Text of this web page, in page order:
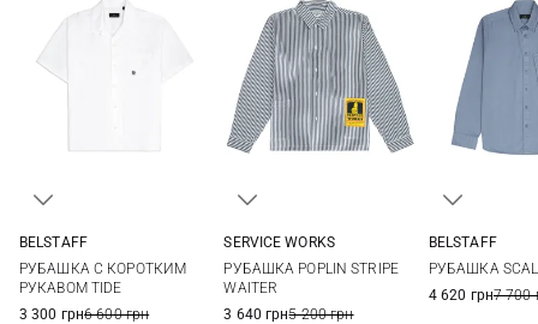
XXL
BELSTAFF
РУБАШКА С КОРОТКИМ
РУКАВОМ TIDE
3 300 грн6 600 грн
SERVICE WORKS
РУБАШКА POPLIN STRIPE
WAITER
3 640 грн5 200 грн
BELSTAFF
РУБАШКА
4 620 грн7 700